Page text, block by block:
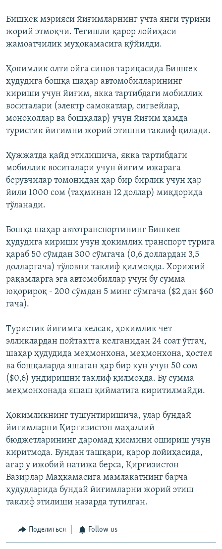
Бишкек мэрияси йиғимларнинг учта янги турини
жорий этмоқчи. Тегишли қарор лойиҳаси
жамоатчилик муҳокамасига қўйилди.
Ҳокимлик олти ойга синов тариқасида Бишкек
ҳудудига бошқа шаҳар автомобилларининг
кириши учун йиғим, якка тартибдаги мобиллик
воситалари (электр самокатлар, сигвейлар,
моноколлар ва бошқалар) учун йиғим ҳамда
туристик йиғимни жорий этишни таклиф қилади.
Ҳужжатда қайд этилишича, якка тартибдаги
мобиллик воситалари учун йиғим ижарага
берувчилар томонидан ҳар бир бирлик учун ҳар
йили 1000 сом (таҳминан 12 доллар) миқдорида
тўланади.
Бошқа шаҳар автотранспортининг Бишкек
ҳудудига кириши учун ҳокимлик транспорт турига
қараб 50 сўмдан 300 сўмгача (0,6 доллардан 3,5
долларгача) тўловни таклиф қилмоқда. Хорижий
рақамларга эга автомобиллар учун бу сумма
юқорироқ - 200 сўмдан 5 минг сўмгача ($2 дан $60
гача).
Туристик йиғимга келсак, ҳокимлик чет
элликлардан пойтахтга келганидан 24 соат ўтгач,
шаҳар ҳудудида меҳмонхона, меҳмонхона, ҳостел
ва бошқаларда яшаган ҳар бир кун учун 50 сом
($0,6) ундиришни таклиф қилмоқда. Бу сумма
меҳмонхонада яшаш қийматига киритилмайди.
Ҳокимликнинг тушунтиришича, улар бундай
йиғимларни Қирғизистон маҳаллий
бюджетларининг даромад қисмини ошириш учун
киритмода. Бундан ташқари, қарор лойиҳасида,
агар у ижобий натижа берса, Қирғизистон
Вазирлар Маҳкамасига мамлакатнинг барча
ҳудудларида бундай йиғимларни жорий этиш
таклиф этилиши назарда тутилган.
Поделиться Follow us